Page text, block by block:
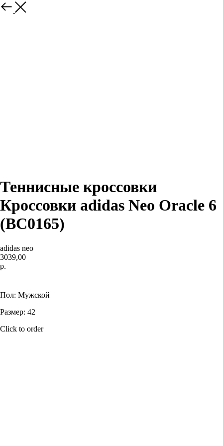
Назад
Теннисные кроссовки
Кроссовки adidas Neo Oracle 6
(BC0165)
adidas neo
3039,00
р.
Пол: Мужской
Размер: 42
Click to order